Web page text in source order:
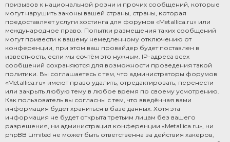
призывов к национальной розни и прочих сообщений, которые
могут нарушить законы вашей страны, страны, которая
предоставляет услуги хостинга для форумов «Metallica.ru» или
международное право. Попытки размещения таких сообщений
могут привести к вашему немедленному отключению от
конференции, при этом ваш провайдер будет поставлен в
известность, если мы сочтём это нужным. IP-адреса всех
сообщений сохраняются для возможности проведения такой
политики. Вы соглашаетесь с тем, что администраторы форумов
«Metallica.ru» имеют право удалить, отредактировать, перенести
или закрыть любую тему в любое время по своему усмотрению.
Как пользователь вы согласны с тем, что введённая вами
информация будет храниться в базе данных. Хотя эта
информация не будет открыта третьим лицам без вашего
разрешения, ни администрация конференции «Metallica.ru», ни
phpBB Limited не может быть ответственна за действия хакеров,